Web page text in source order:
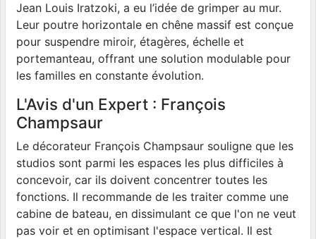
Jean Louis Iratzoki, a eu l’idée de grimper au mur.
Leur poutre horizontale en chêne massif est conçue
pour suspendre miroir, étagères, échelle et
portemanteau, offrant une solution modulable pour
les familles en constante évolution.
L'Avis d'un Expert : François
Champsaur
Le décorateur François Champsaur souligne que les
studios sont parmi les espaces les plus difficiles à
concevoir, car ils doivent concentrer toutes les
fonctions. Il recommande de les traiter comme une
cabine de bateau, en dissimulant ce que l'on ne veut
pas voir et en optimisant l'espace vertical. Il est